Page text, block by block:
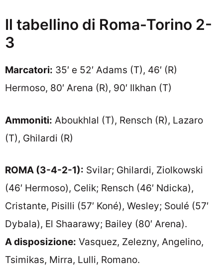
Il tabellino di Roma-Torino 2-
3
Marcatori: 35′ e 52′ Adams (T), 46′ (R)
Hermoso, 80′ Arena (R), 90′ Ilkhan (T)
Ammoniti: Aboukhlal (T), Rensch (R), Lazaro
(T), Ghilardi (R)
ROMA (3-4-2-1): Svilar; Ghilardi, Ziolkowski
(46′ Hermoso), Celik; Rensch (46′ Ndicka),
Cristante, Pisilli (57′ Koné), Wesley; Soulé (57′
Dybala), El Shaarawy; Bailey (80′ Arena).
A disposizione: Vasquez, Zelezny, Angelino,
Tsimikas, Mirra, Lulli, Romano.